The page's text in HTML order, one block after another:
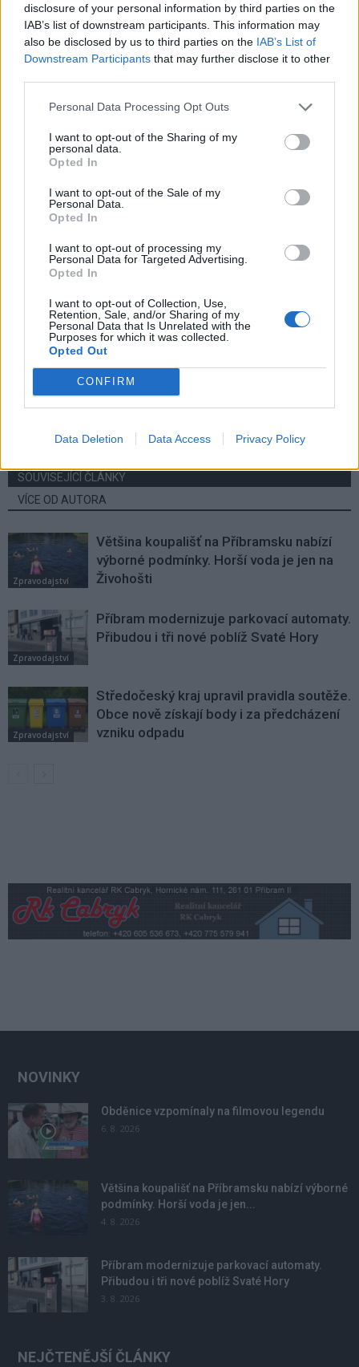
disclosure of your personal information by third parties on the
IAB’s list of downstream participants. This information may
also be disclosed by us to third parties on the IAB’s List of
Downstream Participants that may further disclose it to other
Personal Data Processing Opt Outs
I want to opt-out of the Sharing of my
personal data.
Opted In
I want to opt-out of the Sale of my
Personal Data.
Opted In
I want to opt-out of processing my
Personal Data for Targeted Advertising.
Opted In
I want to opt-out of Collection, Use,
Retention, Sale, and/or Sharing of my
Personal Data that Is Unrelated with the
Purposes for which it was collected.
Opted Out
CONFIRM
Data Deletion Data Access Privacy Policy
Komentáře
investice
vícepráce
Předchozí článek
Mladý muž zapálil chatku
v Krásné Hoře a napadl
Následující článek
nový polygon a střelnici
SOUVISEJÍCÍ ČLÁNKY
VÍCE OD AUTORA
Zpravodajství
Většina koupališť na Příbramsku nabízí
výborné podmínky. Horší voda je jen na
Živohošti
Zpravodajství
Příbram modernizuje parkovací automaty.
Přibudou i tři nové poblíž Svaté Hory
Zpravodajství
Středočeský kraj upravil pravidla soutěže.
Obce nově získají body i za předcházení
vzniku odpadu
NOVINKY
Obděnice vzpomínaly na filmovou legendu
6. 8. 2026
Většina koupališť na Příbramsku nabízí výborné
podmínky. Horší voda je jen...
4. 8. 2026
Příbram modernizuje parkovací automaty.
Přibudou i tři nové poblíž Svaté Hory
3. 8. 2026
NEJČTENĚJŠÍ ČLÁNKY